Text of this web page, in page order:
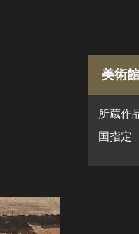
美術
所蔵作
国指定